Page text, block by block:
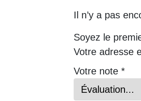
Il n’y a pas
Soyez le
Votre adresse
Votre note *